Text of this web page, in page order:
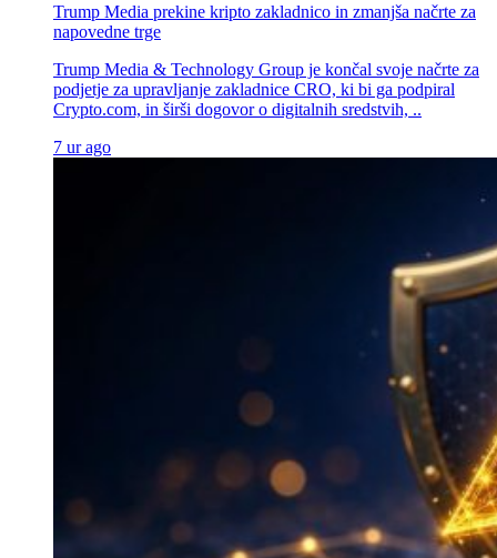
Trump Media prekine kripto zakladnico in zmanjša načrte za
napovedne trge
Trump Media & Technology Group je končal svoje načrte za
podjetje za upravljanje zakladnice CRO, ki bi ga podpiral
Crypto.com, in širši dogovor o digitalnih sredstvih, ..
7 ur ago